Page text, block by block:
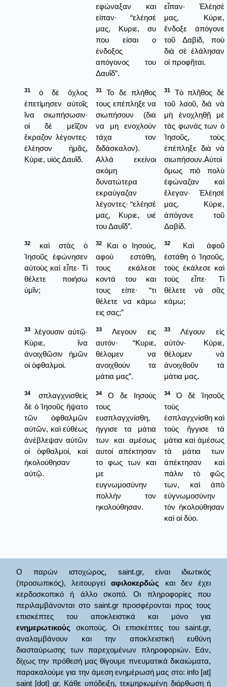
εφώναξαν και
είπαν· “ελέησέ
μας, Κυριε, συ
που είσαι ο
ένδοξος
απόγονος του
Δαυΐδ”.
εἶπαν· Ἐλέησέ
μας, Κύριε,
ἔνδοξε ἀπόγονε
τοῦ Δαβίδ, ποὺ
διὰ σὲ ἐλάλησαν
οἱ προφῆται.
31
ὁ δὲ ὄχλος
ἐπετίμησεν αὐτοῖς
ἵνα σιωπήσωσιν·
οἱ δὲ μεῖζον
ἔκραζον λέγοντες·
ἐλέησον ἡμᾶς,
Κύριε, υἱός Δαυῒδ.
31
Το δε πλήθος
τους επέπληξε να
σιωπήσουν (δια
να μη ενοχλούν
τάχα τον
διδάσκαλον).
Αλλά εκείνοι
ακόμη
δυνατώτερα
εκραύγαζαν
λέγοντες· “ελέησέ
μας, Κυριε, υιέ
του Δαυΐδ”.
31
Τὸ πλῆθος δὲ
τοῦ λαοῦ, διὰ νὰ
μὴ ἐνοχληθῇ μὲ
τὰς φωνάς των ὁ
Ἰησοῦς, τοὺς
ἐπέπληξε διὰ νὰ
σιωπήσουν.Αὐτοὶ
ὅμως πιὸ πολὺ
ἐφώναζαν καὶ
ἔλεγαν· Ἐλέησέ
μας, Κύριε,
ἀπόγονε τοῦ
Δαβίδ.
32
καὶ στὰς ὁ
Ἰησοῦς ἐφώνησεν
αὐτοὺς καὶ εἶπε· Τί
θέλετε ποιήσω
ὑμῖν;
32
Και ο Ιησούς,
αφού εστάθη,
τους εκάλεσε
κοντά του και
τους είπε· “τι
θέλετε να κάμω
εις σας;”
32
Καὶ ἀφοῦ
ἐστάθη ὁ Ἰησοῦς,
τοὺς ἐκάλεσε καὶ
τοὺς εἶπε· Τὶ
θέλετε νὰ σᾶς
κάμω;
33
λέγουσιν αὐτῷ·
Κύριε, ἵνα
ἀνοιχθῶσιν ἡμῶν
οἱ ὀφθαλμοὶ.
33
Λεγουν εις
αυτόν· “Κυριε,
θέλομεν να
ανοιχθούν τα
μάτια μας”.
33
Λέγουν εἰς
αὐτόν· Κύριε,
θέλομεν νὰ
ἀνοιχθοῦν τὰ
μάτια μας.
34
σπλαγχνισθεὶς
δὲ ὁ Ἰησοῦς ἥψατο
τῶν ὀφθαλμῶν
αὐτῶν, καὶ εὐθέως
ἀνέβλεψαν αὐτῶν
οἱ ὀφθαλμοί, καὶ
ἠκολούθησαν
αὐτῷ.
34
Ο δε Ιησούς
τους
ευσπλαγχνίσθη,
ήγγισε τα μάτια
των και αμέσως
αυτοί απέκτησαν
το φως των και
με
ευγνωμοσύνην
πολλήν τον
ηκολούθησαν.
34
Ὁ δὲ Ἰησοῦς
τοὺς
ἐσπλαγχνίσθη καὶ
τοὺς ἤγγισε τὰ
μάτια καὶ ἀμέσως
τὰ μάτια των
ἀπέκτησαν καὶ
πάλιν τὸ φῶς
των, καὶ ἀπὸ
εὐγνωμοσύνην
τὸν ἠκολούθησαν
καὶ οἱ δύο.
Ο παρών ιστοχώρος, saint.gr, είναι ιδιωτικός
(προσωπικός), λειτουργείαφιλοκερδώς και δεν έχει
κερδοσκοπικό ή άλλο σκοπό. Οι πληροφορίες που
περιλαμβάνονται στο saint.gr προσφέρονται προς τους
επισκέπτες του αποκλειστικά και μόνο για
ενημερωτικούς σκοπούς. Οι επισκέπτες του saint.gr,
αναλαμβάνουν και την αποκλειστική ευθύνη
διασταύρωσης των παρεχομένων πληροφοριών. Εάν,
δίχως την πρόθεσή μας θίγουμε πνευματικά δικαιώματα,
παρακαλούμε για την άμεση ενημέρωσή μας στο: info [at]
saint [dot] gr. Κάθε υπόδειξη, τεκμηριωμένη διόρθωση ή